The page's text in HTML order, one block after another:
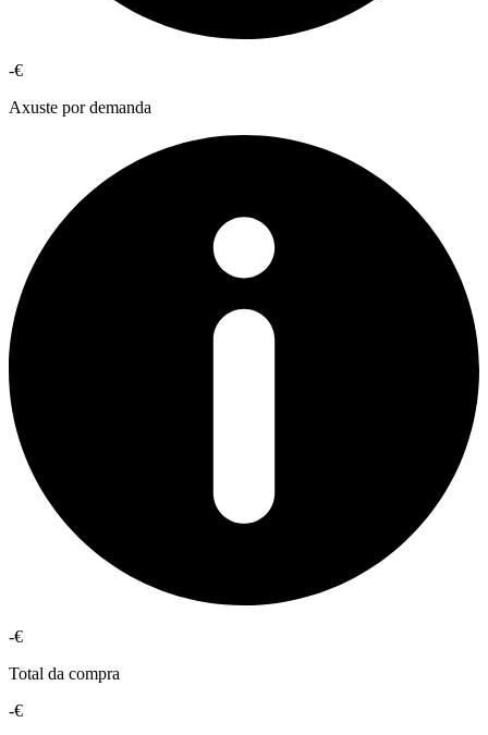
-€
Axuste por demanda
-€
Total da compra
-€